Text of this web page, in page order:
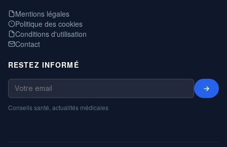
Mentions légales
Politique des cookies
Conditions d'utilisation
Contact
RESTEZ INFORMÉ
→
Conseils santé, actualités médicales